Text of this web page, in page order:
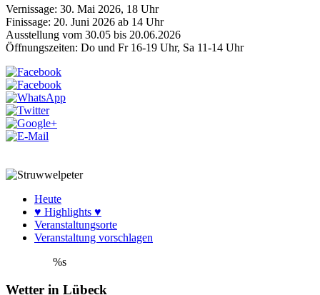
Vernissage: 30. Mai 2026, 18 Uhr
Finissage: 20. Juni 2026 ab 14 Uhr
Ausstellung vom 30.05 bis 20.06.2026
Öffnungszeiten: Do und Fr 16-19 Uhr, Sa 11-14 Uhr
Heute
♥ Highlights ♥
Veranstaltungsorte
Veranstaltung vorschlagen
%s
Wetter in Lübeck